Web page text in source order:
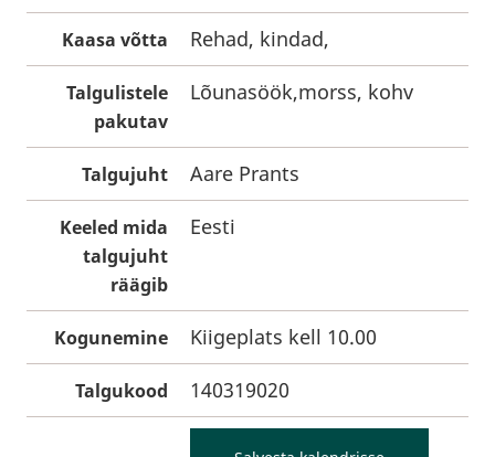
Kaasa võtta Rehad, kindad,
Talgulistele
pakutav
Lõunasöök,morss, kohv
Talgujuht Aare Prants
Keeled mida
talgujuht
räägib
Eesti
Kogunemine Kiigeplats kell 10.00
Talgukood 140319020